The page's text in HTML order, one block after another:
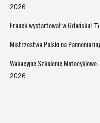
2026
Franek wystartował w Gdańsku!
Mistrzostwa Polski na
Wakacyjne Szkolenie
2026